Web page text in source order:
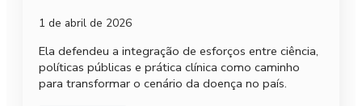
1 de abril de 2026
Ela defendeu a integração de esforços entre ciência,
políticas públicas e prática clínica como caminho
para transformar o cenário da doença no país.